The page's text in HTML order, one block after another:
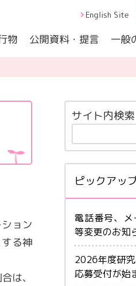
English Site
物 公開資料・提言 一般
ョン
る神
は、
サイト内検索
ピックアッ
電話番号、
等変更のお知
2026年度研
応募受付が始